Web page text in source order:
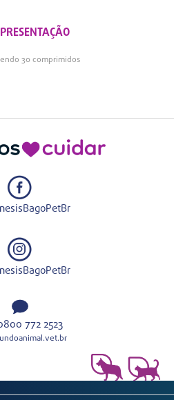
30 comprimidos
772 2523